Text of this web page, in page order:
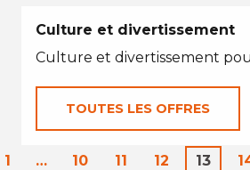
Culture et divertissement
Culture et divertissement
TOUTES LES OFFRES
1 … 10 11 12 13